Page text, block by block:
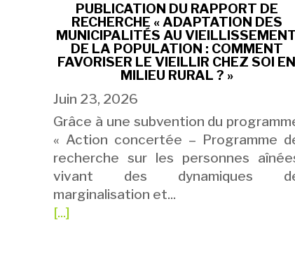
PUBLICATION DU RAPPORT DE
RECHERCHE « ADAPTATION DES
MUNICIPALITÉS AU
DE LA POPULATION : COMMENT
FAVORISER LE VIEILLIR CHEZ SOI EN
MILIEU RURAL ? »
Juin 23, 2026
Grâce à une subvention du
« Action concertée – Programme
recherche sur les personnes
vivant des dynamiques
marginalisation et...
[...]